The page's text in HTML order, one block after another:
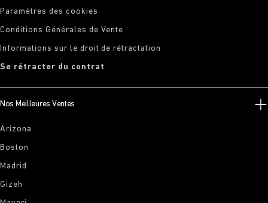
Paramètres des cookies
Conditions Générales de Vente
Informations sur le droit de rétractation
Se rétracter du contrat
Nos Meilleures Ventes
Arizona
Boston
Madrid
Gizeh